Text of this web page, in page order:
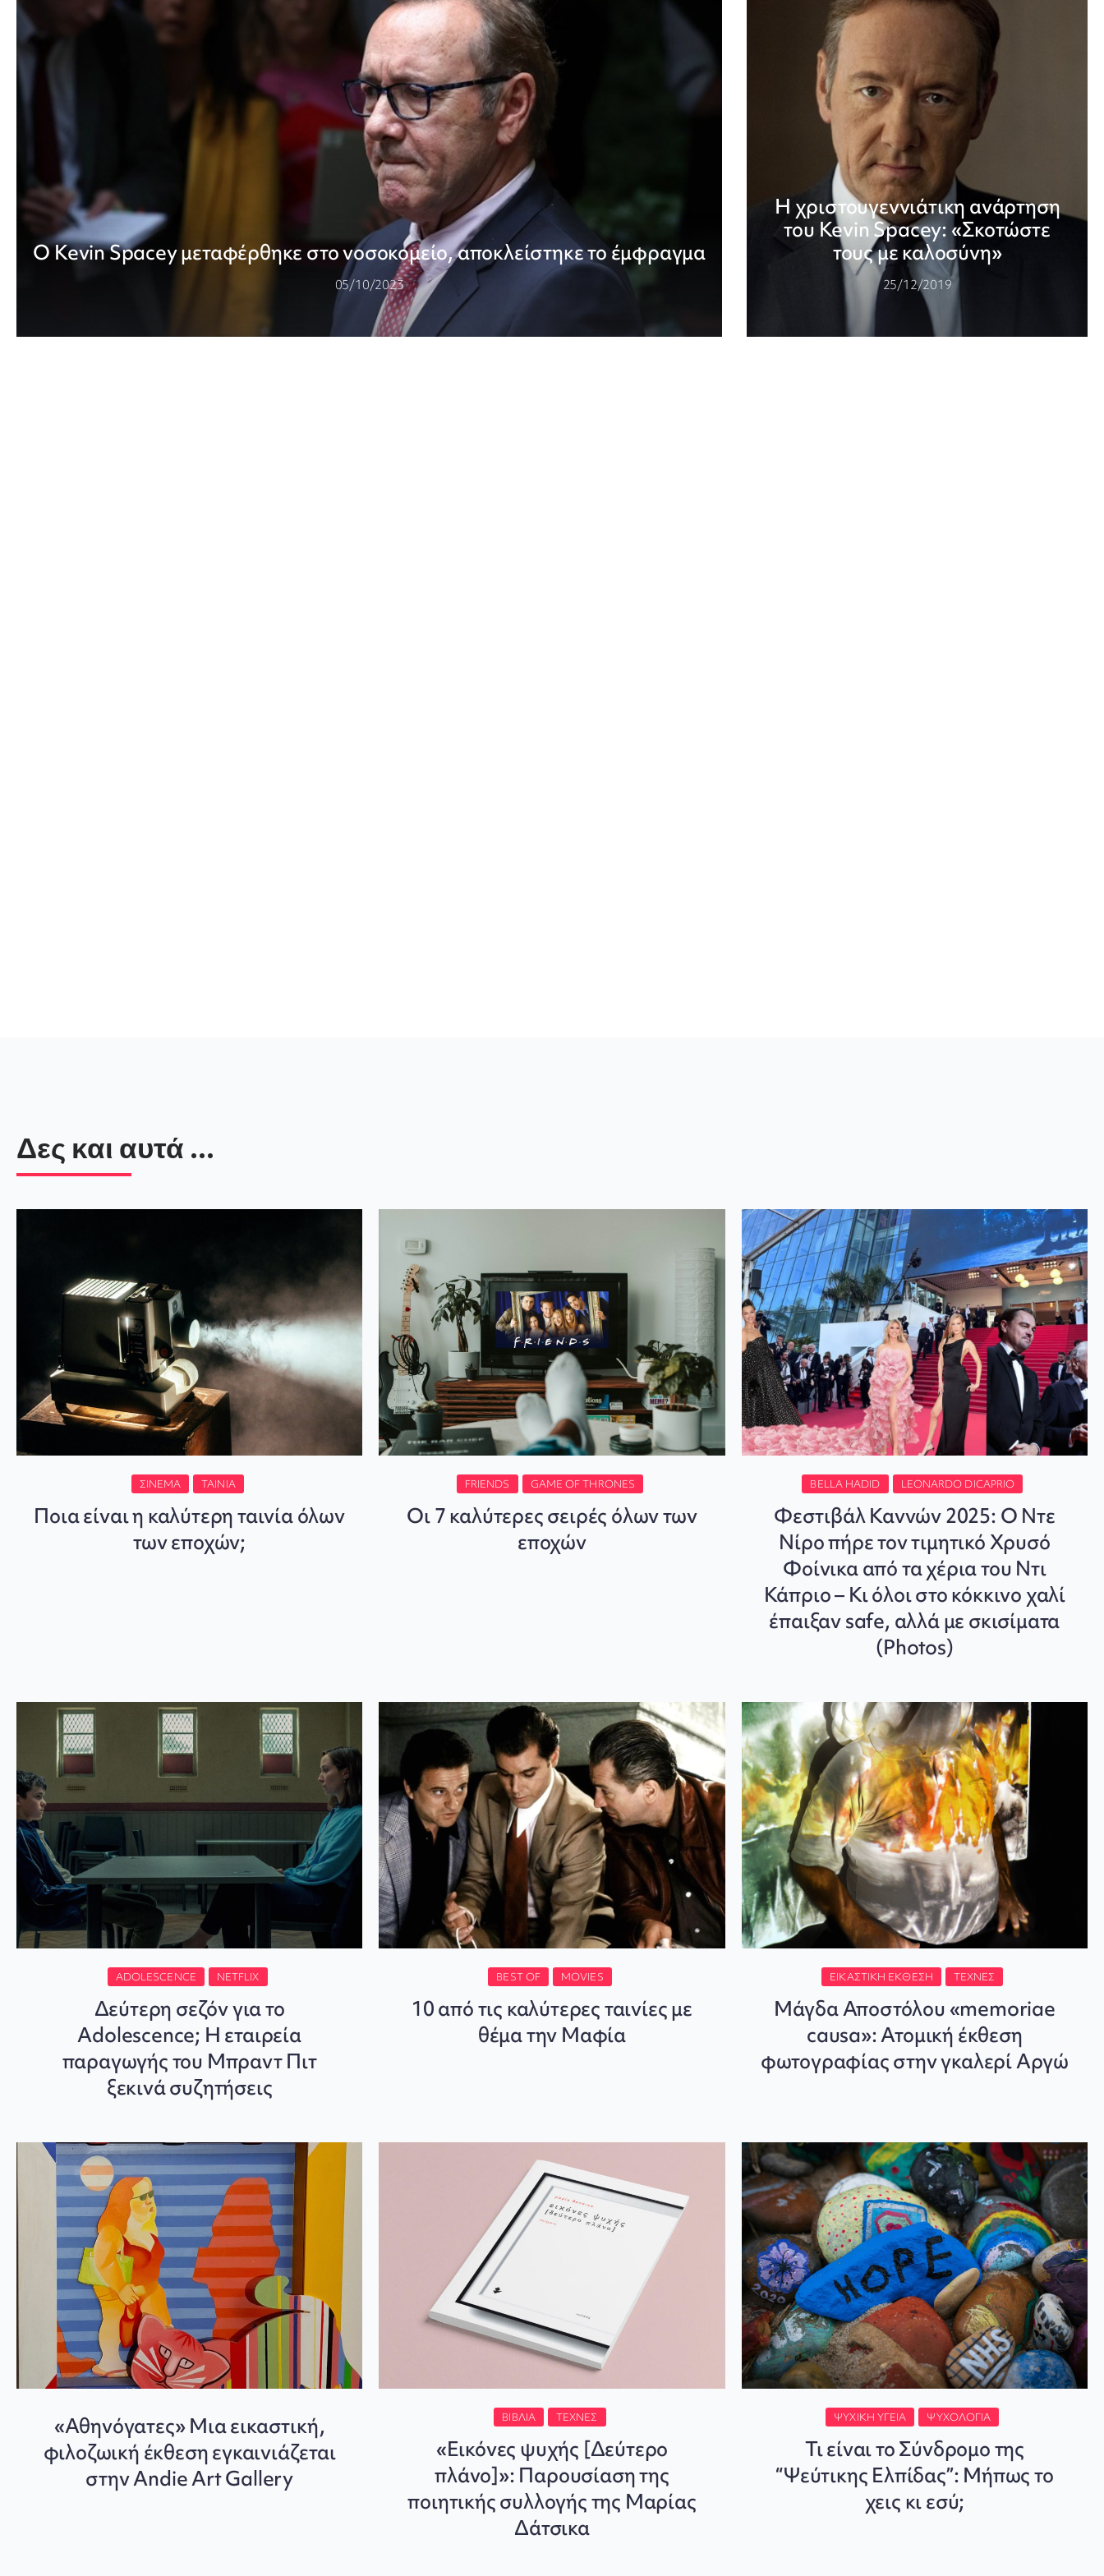
Ο Kevin Spacey μεταφέρθηκε στο νοσοκομείο, αποκλείστηκε το έμφραγμα
05/10/2023
Η χριστουγεννιάτικη ανάρτηση
του Kevin Spacey: «Σκοτώστε
τους με καλοσύνη»
25/12/2019
Δες και αυτά ...
ΣΙΝΕΜΆ ΤΑΙΝΊΑ
Ποια είναι η καλύτερη ταινία όλων
των εποχών;
FRIENDS GAME OF THRONES
Οι 7 καλύτερες σειρές όλων των
εποχών
BELLA HADID LEONARDO DICAPRIO
Φεστιβάλ Καννών 2025: Ο Ντε
Νίρο πήρε τον τιμητικό Χρυσό
Φοίνικα από τα χέρια του Ντι
Κάπριο – Κι όλοι στο κόκκινο χαλί
έπαιξαν safe, αλλά με σκισίματα
(Photos)
ADOLESCENCE NETFLIX
Δεύτερη σεζόν για το
Adolescence; Η εταιρεία
παραγωγής του Μπραντ Πιτ
ξεκινά συζητήσεις
BEST OF MOVIES
10 από τις καλύτερες ταινίες με
θέμα την Μαφία
ΕΙΚΑΣΤΙΚΉ ΈΚΘΕΣΗ ΤΈΧΝΕΣ
Μάγδα Αποστόλου «memoriae
causa»: Ατομική έκθεση
φωτογραφίας στην γκαλερί Αργώ
«Αθηνόγατες» Μια εικαστική,
φιλοζωική έκθεση εγκαινιάζεται
στην Andie Art Gallery
ΒΙΒΛΊΑ ΤΈΧΝΕΣ
«Εικόνες ψυχής [Δεύτερο
πλάνο]»: Παρουσίαση της
ποιητικής συλλογής της Μαρίας
Δάτσικα
ΨΥΧΙΚΉ ΥΓΕΊΑ ΨΥΧΟΛΟΓΊΑ
Τι είναι το Σύνδρομο της
“Ψεύτικης Ελπίδας”: Μήπως το
χεις κι εσύ;